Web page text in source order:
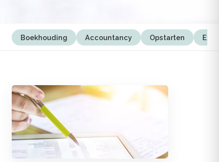
Boekhouding Accountancy Opstarten